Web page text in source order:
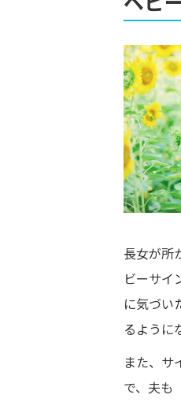
長女が所
ビーサイ
に気づい
るように
また、サ
で、夫も